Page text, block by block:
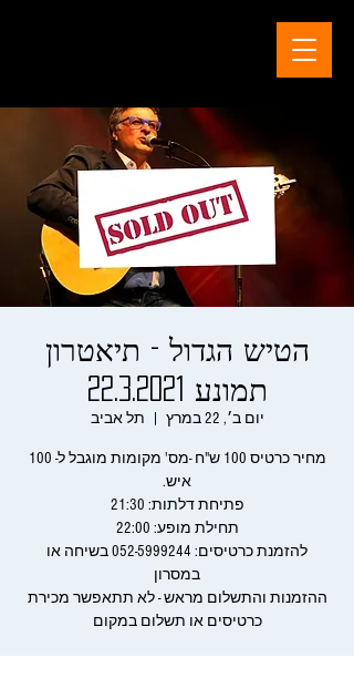
הטיש הגדול - תיאטרון
תמונע 22.3.2021
יום ב׳, 22 במרץ תל אביב
מחיר כרטיס 100 ש"ח -מס' מקומות מוגבל ל- 100
להזמנת כרטיסים: 052-5999244 בשיחה או
ההזמנות והתשלום מראש - לא תתאפשר מכירת
כרטיסים או תשלום במקום